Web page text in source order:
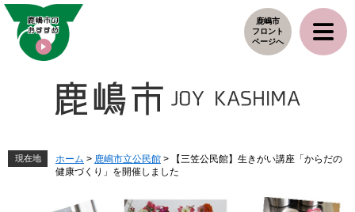
ペ
メ
鹿嶋市
フロント
ページへ
現在地 ホーム > 鹿嶋市立公民館 >
【三笠公民館】生きがい講座「からだの
健康づくり」を開催しました